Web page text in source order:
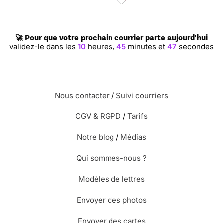
⭐⭐⭐⭐ le 31/07/13 : Jolie carte pour la
fête des grands mères. Amusante et
⭐⭐⭐⭐ le 28/02/13 : Elle me
ressemble
🚀 Pour que votre prochain courrier parte aujourd'hui
validez-le dans les 10heures, 45minutes et 46 secondes
Nous contacter / Suivi courriers
CGV & RGPD / Tarifs
Notre blog / Médias
Qui sommes-nous ?
Modèles de lettres
Envoyer des photos
Envoyer des cartes